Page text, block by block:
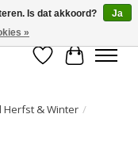
Verlanglijst
Herfst & Winter /
Is dat akkoord?
Ja
»